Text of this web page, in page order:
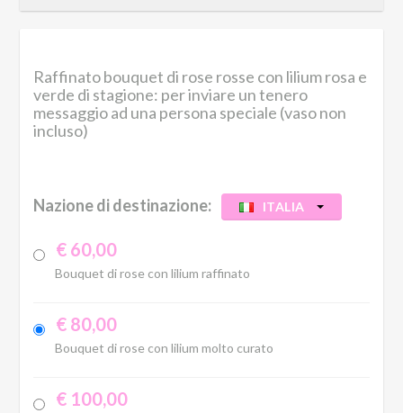
Raffinato bouquet di rose rosse con lilium rosa e
verde di stagione: per inviare un tenero
messaggio ad una persona speciale (vaso non
incluso)
Nazione di destinazione: ITALIA
€ 60,00
Bouquet di rose con lilium raffinato
€ 80,00
Bouquet di rose con lilium molto curato
€ 100,00